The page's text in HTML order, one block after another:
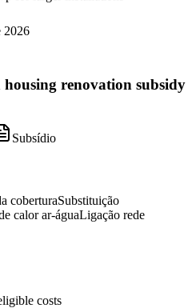
2026
renovation subsidy
Subsídio
coberturaSubstituição
calor ar-águaLigação rede
costs